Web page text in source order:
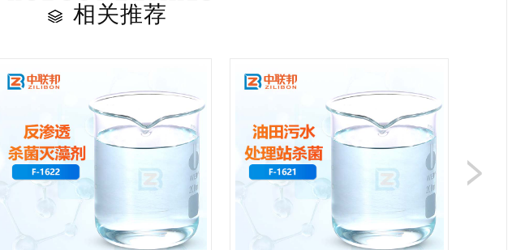
相关推荐